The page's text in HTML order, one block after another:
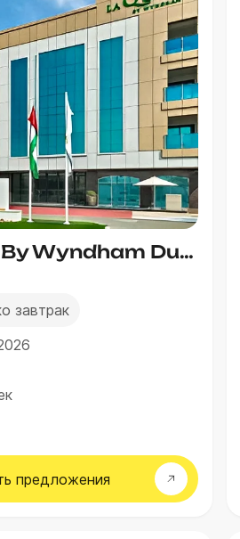
La Quinta By Wyndham Dubai Jumeirah (Ex. The Country Club)
завтрак
предложения